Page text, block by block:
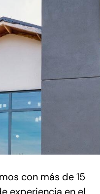
con más de 15